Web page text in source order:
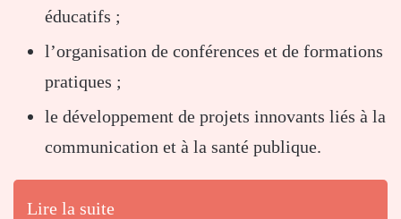
éducatifs ;
l’organisation de conférences et de formations
pratiques ;
le développement de projets innovants liés à la
communication et à la santé publique.
Lire la suite